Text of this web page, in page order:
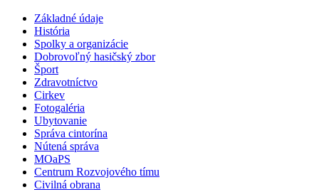
Základné údaje
História
Spolky a organizácie
Dobrovoľný hasičský zbor
Šport
Zdravotníctvo
Cirkev
Fotogaléria
Ubytovanie
Správa cintorína
Nútená správa
MOaPS
Centrum Rozvojového tímu
Civilná obrana